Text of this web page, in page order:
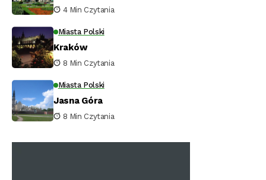
4 Min Czytania
Miasta Polski
Kraków
8 Min Czytania
Miasta Polski
Jasna Góra
8 Min Czytania